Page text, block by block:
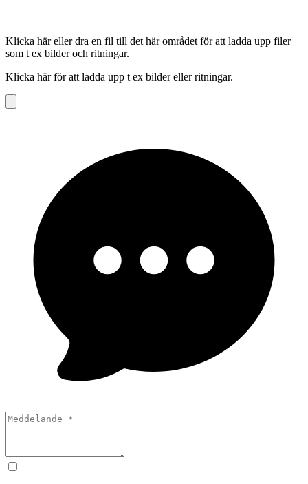
Klicka här eller dra en fil till det här området för att ladda upp filer
som t ex bilder och ritningar.
Klicka här för att ladda upp t ex bilder eller ritningar.